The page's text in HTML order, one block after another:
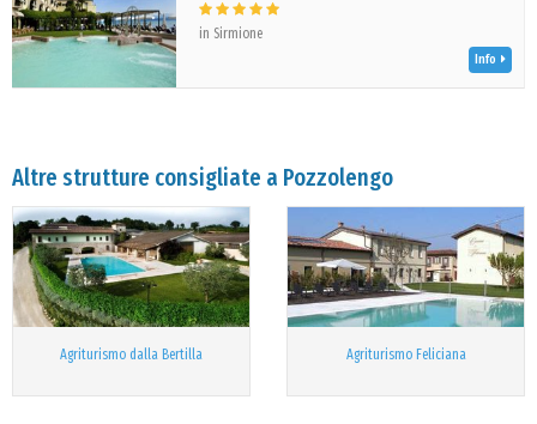
in Sirmione
Info
Altre strutture consigliate a Pozzolengo
Agriturismo dalla Bertilla Agriturismo Feliciana